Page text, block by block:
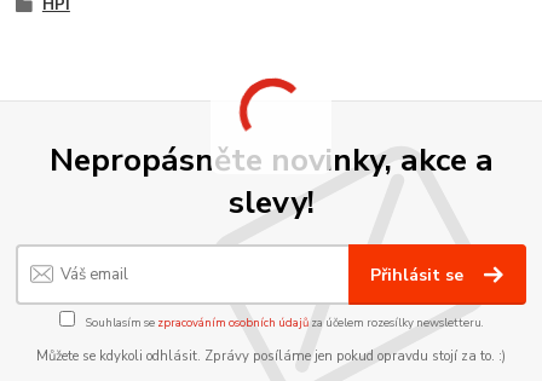
HPI
Nepropásněte novinky, akce a
slevy!
Přihlásit se
Souhlasím se zpracováním osobních údajůza účelem rozesílky newsletteru.
Můžete se kdykoli odhlásit. Zprávy posíláme jen pokud opravdu stojí za to. :)